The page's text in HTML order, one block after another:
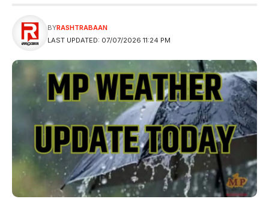
LAST UPDATED: 07/07/2026 11:24 PM
BYRASHTRABAAN